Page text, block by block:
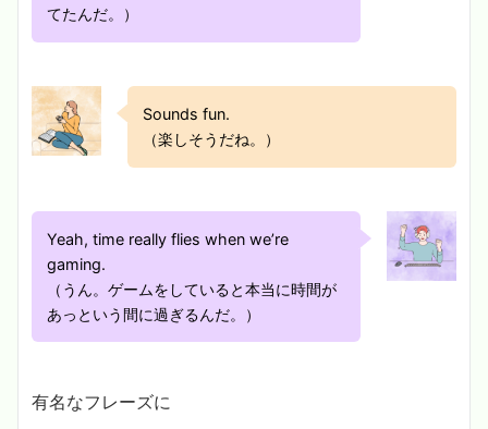
てたんだ。）
Sounds fun.
（楽しそうだね。）
Yeah, time really flies when we’re
gaming.
（うん。ゲームをしていると本当に時間が
あっという間に過ぎるんだ。）
有名なフレーズに